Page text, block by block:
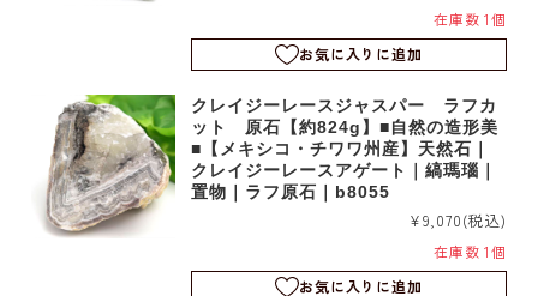
在庫数 1個
お気に入りに追加
クレイジーレースジャスパー ラフカ
ット 原石【約824g】■自然の造形美
■【メキシコ・チワワ州産】天然石｜
クレイジーレースアゲート｜縞瑪瑙｜
置物｜ラフ原石｜b8055
¥9,070(税込)
在庫数 1個
お気に入りに追加